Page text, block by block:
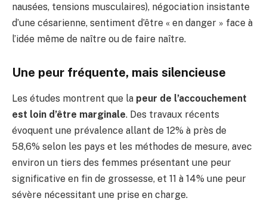
nausées, tensions musculaires), négociation insistante
d’une césarienne, sentiment d’être « en danger » face à
l’idée même de naître ou de faire naître.
Une peur fréquente, mais silencieuse
Les études montrent que la peur de l’accouchement
est loin d’être marginale. Des travaux récents
évoquent une prévalence allant de 12% à près de
58,6% selon les pays et les méthodes de mesure, avec
environ un tiers des femmes présentant une peur
significative en fin de grossesse, et 11 à 14% une peur
sévère nécessitant une prise en charge.